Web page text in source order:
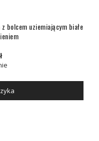
bolcem uziemiającym białe